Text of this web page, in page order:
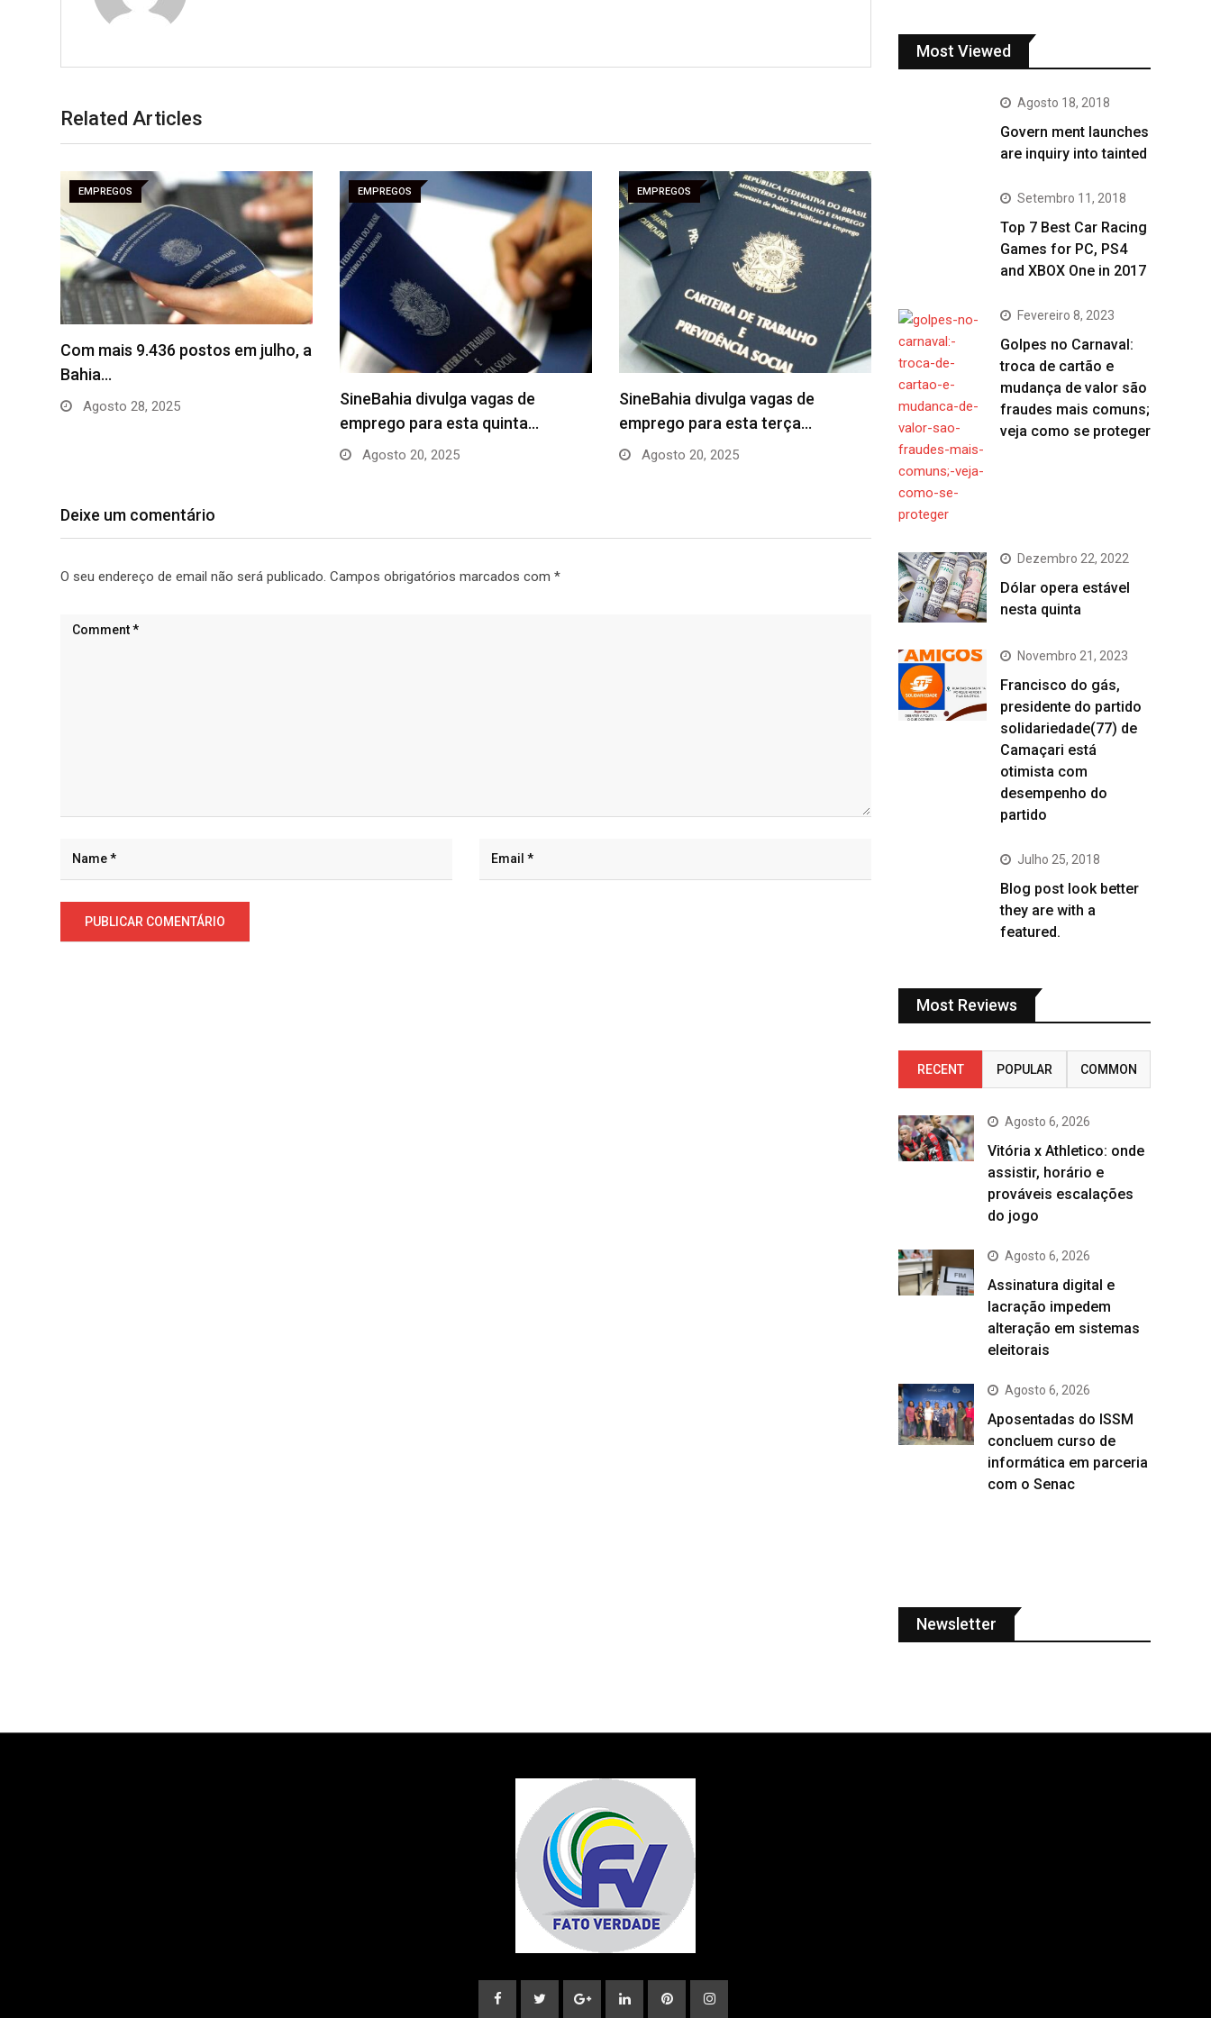
Related Articles
EMPREGOS
Com mais 9.436 postos em julho, a
Bahia…
Agosto 28, 2025
EMPREGOS
SineBahia divulga vagas de
emprego para esta quinta…
Agosto 20, 2025
EMPREGOS
SineBahia divulga vagas de
emprego para esta terça…
Agosto 20, 2025
Deixe um comentário
O seu endereço de email não será publicado. Campos obrigatórios marcados com *
Most Viewed
Agosto 18, 2018
Govern ment launches
are inquiry into tainted
Setembro 11, 2018
Top 7 Best Car Racing
Games for PC, PS4
and XBOX One in 2017
Fevereiro 8, 2023
Golpes no Carnaval:
troca de cartão e
mudança de valor são
fraudes mais comuns;
veja como se proteger
Dezembro 22, 2022
Dólar opera estável
nesta quinta
Novembro 21, 2023
Francisco do gás,
presidente do partido
solidariedade(77) de
Camaçari está
otimista com
desempenho do
partido
Julho 25, 2018
Blog post look better
they are with a
featured.
Most Reviews
RECENT POPULAR COMMON
Agosto 6, 2026
Vitória x Athletico: onde
assistir, horário e
prováveis escalações
do jogo
Agosto 6, 2026
Assinatura digital e
lacração impedem
alteração em sistemas
eleitorais
Agosto 6, 2026
Aposentadas do ISSM
concluem curso de
informática em parceria
com o Senac
Newsletter